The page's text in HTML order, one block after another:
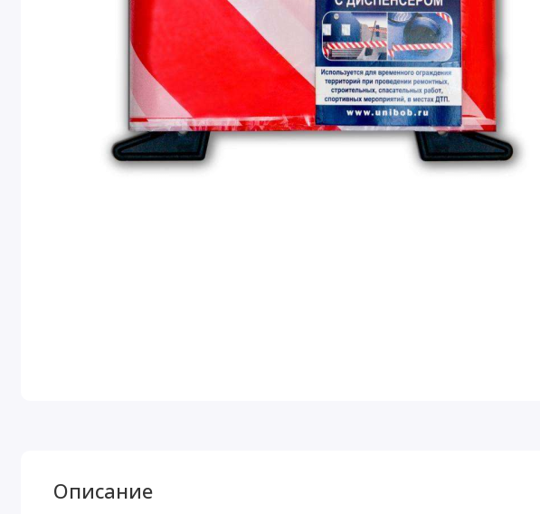
Описание